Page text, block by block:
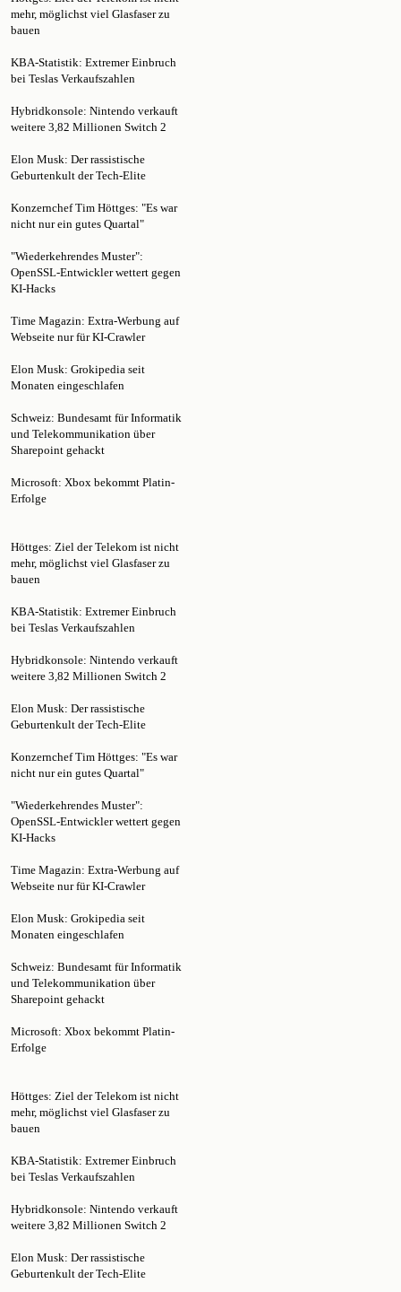
bauen
bei Teslas Verkaufszahlen
weitere 3,82 Millionen Switch 2
Elon Musk: Der rassistische
Geburtenkult der Tech-Elite
nicht nur ein gutes Quartal"
"Wiederkehrendes Muster":
OpenSSL-Entwickler wettert gegen
KI-Hacks
Webseite nur für KI-Crawler
Monaten eingeschlafen
Schweiz: Bundesamt für Informatik
und Telekommunikation über
Sharepoint gehackt
Microsoft: Xbox bekommt Platin-
Erfolge
mehr, möglichst viel Glasfaser zu
bauen
bei Teslas Verkaufszahlen
weitere 3,82 Millionen Switch 2
Elon Musk: Der rassistische
Geburtenkult der Tech-Elite
nicht nur ein gutes Quartal"
"Wiederkehrendes Muster":
OpenSSL-Entwickler wettert gegen
KI-Hacks
Webseite nur für KI-Crawler
Monaten eingeschlafen
Schweiz: Bundesamt für Informatik
und Telekommunikation über
Sharepoint gehackt
Microsoft: Xbox bekommt Platin-
Erfolge
mehr, möglichst viel Glasfaser zu
bauen
bei Teslas Verkaufszahlen
weitere 3,82 Millionen Switch 2
Elon Musk: Der rassistische
Geburtenkult der Tech-Elite